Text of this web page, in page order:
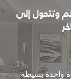
وتتحول إلى
واحدة بسيطة